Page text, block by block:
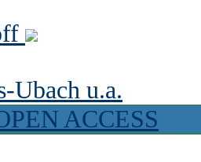
Ubach u.a.
ACCESS